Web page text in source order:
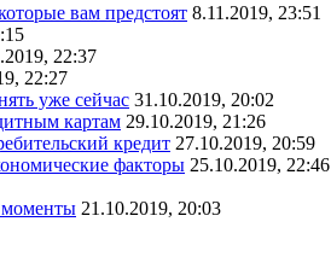
вам предстоят 8.11.2019, 23:51
22:37
22:27
уже сейчас 31.10.2019, 20:02
картам 29.10.2019, 21:26
кредит 27.10.2019, 20:59
факторы 25.10.2019, 22:46
моменты 21.10.2019, 20:03